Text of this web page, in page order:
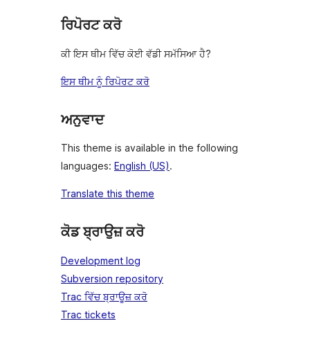
ਰਿਪੋਰਟ ਕਰੋ
ਕੀ ਇਸ ਥੀਮ ਵਿੱਚ ਕੋਈ ਵੱਡੀ ਸਮੱਸਿਆ ਹੈ?
ਇਸ ਥੀਮ ਨੂੰ ਰਿਪੋਰਟ ਕਰੋ
ਅਨੁਵਾਦ
This theme is available in the following
languages: English (US).
Translate this theme
ਕੋਡ ਬ੍ਰਾਉਜ਼ ਕਰੋ
Development log
Subversion repository
Trac ਵਿੱਚ ਬ੍ਰਾਊਜ਼ ਕਰੋ
Trac tickets